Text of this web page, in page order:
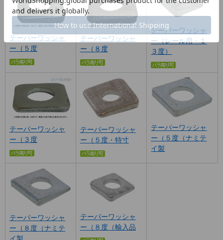
テーパーワッシャ
ー（５度
テーパーワッシャ
ー（８度
テーパーワッシャ
ー（レール用・１
３度）
テーパーワッシャ
ー（３度
テーパーワッシャ
ー（５度・特寸
テーパーワッシャ
ー（５度（ナミテ
イ製
テーパーワッシャ
ー（８度（ナミテ
イ製
テーパーワッシャ
ー（８度（輸入品